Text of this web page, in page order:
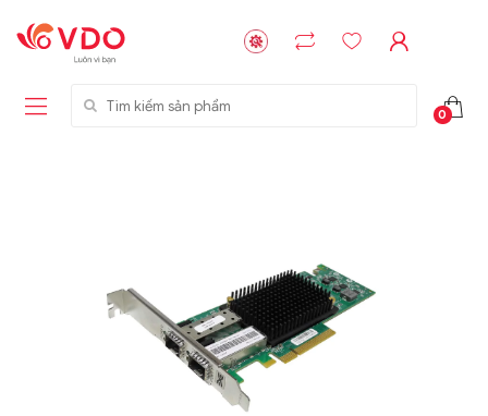
Tìm kiếm sản phẩm
0
64GB - 15.36TB
G593-ZD1 (rev.
AAX1)